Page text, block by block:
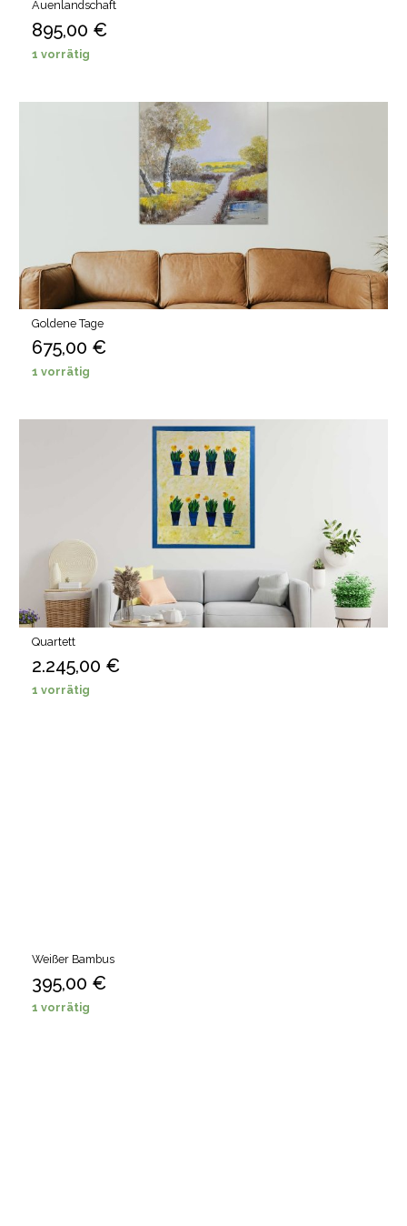
Auenlandschaft
895,00 €
1 vorrätig
Goldene Tage
675,00 €
1 vorrätig
Quartett
2.245,00 €
1 vorrätig
Weißer Bambus
395,00 €
1 vorrätig